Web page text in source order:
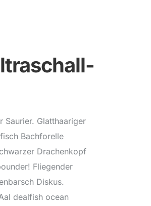
Saurier. Glatthaariger
Bachforelle
Drachenkopf
Fliegender
Diskus.
dealfish ocean